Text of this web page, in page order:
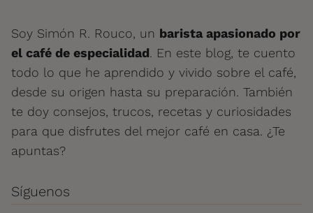
Soy Simón R. Rouco, un barista apasionado por
el café de especialidad. En este blog, te cuento
todo lo que he aprendido y vivido sobre el café,
desde su origen hasta su preparación. También
te doy consejos, trucos, recetas y curiosidades
para que disfrutes del mejor café en casa. ¿Te
apuntas?
Síguenos